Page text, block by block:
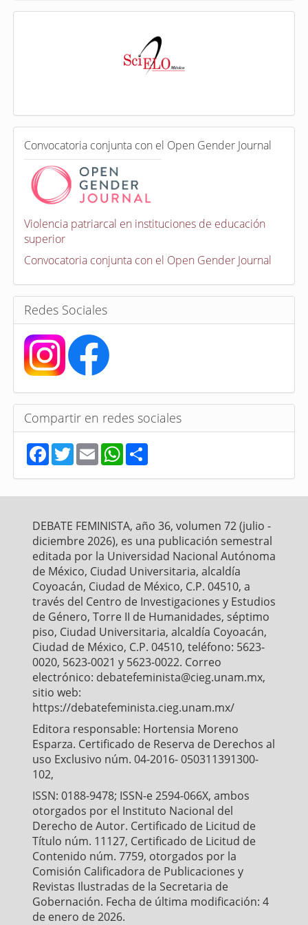
a
e
n
C
o
o
a
t
o
r
a
s
Convocatoria conjunta con el Open Gender Journal
Violencia patriarcal en instituciones de educación
superior
Convocatoria conjunta con el Open Gender Journal
Redes Sociales
Compartir en redes sociales
F
a
e
b
k
T
w
t
t
E
m
i
l
W
h
t
s
p
S
h
r
e
DEBATE FEMINISTA, año 36, volumen 72 (julio -
diciembre 2026), es una publicación semestral
editada por la Universidad Nacional Autónoma
de México, Ciudad Universitaria, alcaldía
Coyoacán, Ciudad de México, C.P. 04510, a
través del Centro de Investigaciones y Estudios
de Género, Torre II de Humanidades, séptimo
piso, Ciudad Universitaria, alcaldía Coyoacán,
Ciudad de México, C.P. 04510, teléfono: 5623-
0020, 5623-0021 y 5623-0022. Correo
electrónico: debatefeminista@cieg.unam.mx,
sitio web:
https://debatefeminista.cieg.unam.mx/
Editora responsable: Hortensia Moreno
Esparza. Certificado de Reserva de Derechos al
uso Exclusivo núm. 04-2016- 050311391300-
102,
ISSN: 0188-9478; ISSN-e 2594-066X, ambos
otorgados por el Instituto Nacional del
Derecho de Autor. Certificado de Licitud de
Título núm. 11127, Certificado de Licitud de
Contenido núm. 7759, otorgados por la
Comisión Calificadora de Publicaciones y
Revistas Ilustradas de la Secretaria de
Gobernación. Fecha de última modificación: 4
de enero de 2026.